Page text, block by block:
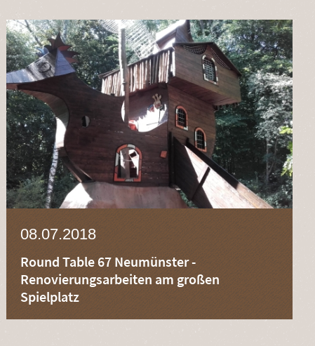
08.07.2018
Round Table 67 Neumünster -
Renovierungsarbeiten am großen
Spielplatz